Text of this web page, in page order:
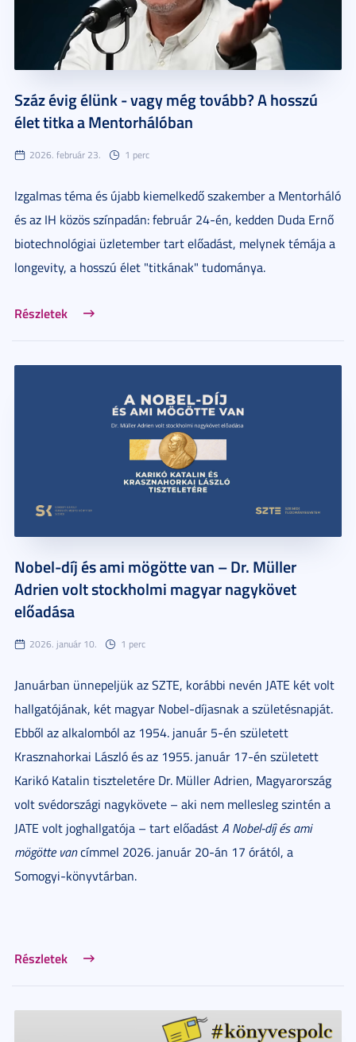
Száz évig élünk - vagy még tovább? A hosszú
élet titka a Mentorhálóban
2026. február 23. 1 perc
Izgalmas téma és újabb kiemelkedő szakember a Mentorháló
és az IH közös színpadán: február 24-én, kedden Duda Ernő
biotechnológiai üzletember tart előadást, melynek témája a
longevity, a hosszú élet "titkának" tudománya.
Részletek
Nobel-díj és ami mögötte van – Dr. Müller
Adrien volt stockholmi magyar nagykövet
előadása
2026. január 10. 1 perc
Januárban ünnepeljük az SZTE, korábbi nevén JATE két volt
hallgatójának, két magyar Nobel-díjasnak a születésnapját.
Ebből az alkalomból az 1954. január 5-én született
Krasznahorkai László és az 1955. január 17-én született
Karikó Katalin tiszteletére Dr. Müller Adrien, Magyarország
volt svédországi nagykövete – aki nem mellesleg szintén a
JATE volt joghallgatója – tart előadástA Nobel-díj és ami
mögötte vancímmel 2026. január 20-án 17 órától, a
Somogyi-könyvtárban.
Részletek